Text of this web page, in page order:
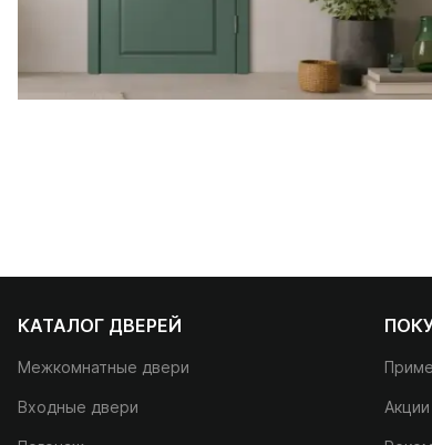
КАТАЛОГ ДВЕРЕЙ
Межкомнатные двери
Входные двери